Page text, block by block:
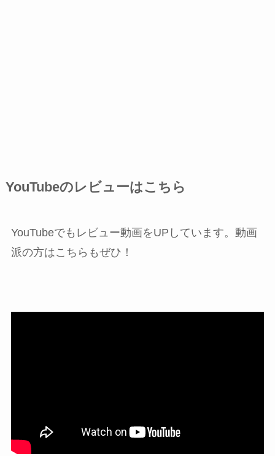
YouTubeのレビューはこちら
YouTubeでもレビュー動画をUPしています。動画
派の方はこちらもぜひ！